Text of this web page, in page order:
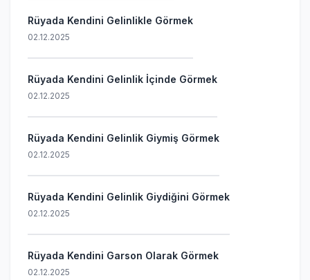
Rüyada Kendini Gelinlikle Görmek
02.12.2025
Rüyada Kendini Gelinlik İçinde Görmek
02.12.2025
Rüyada Kendini Gelinlik Giymiş Görmek
02.12.2025
Rüyada Kendini Gelinlik Giydiğini Görmek
02.12.2025
Rüyada Kendini Garson Olarak Görmek
02.12.2025